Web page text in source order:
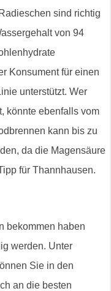
sind richtig
von 94
Konsument für einen
unterstützt. Wer
könnte ebenfalls vom
kann bis zu
da die Magensäure
für Thannhausen.
bekommen haben
werden. Unter
Sie in den
an die besten